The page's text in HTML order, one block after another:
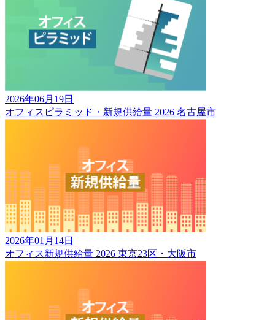
2026年06月19日
オフィスピラミッド・新規供給量 2026 名古屋市
2026年01月14日
オフィス新規供給量 2026 東京23区・大阪市